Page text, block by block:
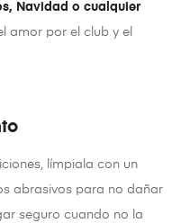
Navidad o cualquier
amor por el club y el
límpiala con un
abrasivos para no dañar
seguro cuando no la